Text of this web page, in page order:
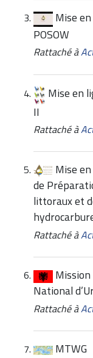
Mise
POSOW
Rattaché à
Mise en
II
Rattaché à
Mise
de
littoraux et
Rattaché à
National
Rattaché à
MTWG